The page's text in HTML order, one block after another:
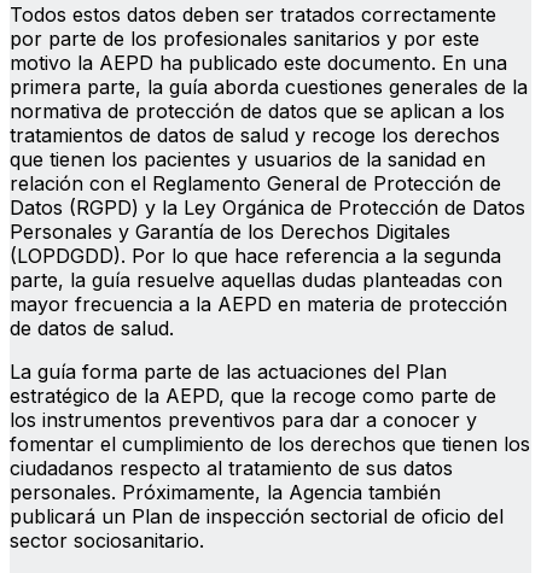
Todos estos datos deben ser tratados correctamente
por parte de los profesionales sanitarios y por este
motivo la AEPD ha publicado este documento. En una
primera parte, la guía aborda cuestiones generales de la
normativa de protección de datos que se aplican a los
tratamientos de datos de salud y recoge los derechos
que tienen los pacientes y usuarios de la sanidad en
relación con el Reglamento General de Protección de
Datos (RGPD) y la Ley Orgánica de Protección de Datos
Personales y Garantía de los Derechos Digitales
(LOPDGDD). Por lo que hace referencia a la segunda
parte, la guía resuelve aquellas dudas planteadas con
mayor frecuencia a la AEPD en materia de protección
de datos de salud.
La guía forma parte de las actuaciones del Plan
estratégico de la AEPD, que la recoge como parte de
los instrumentos preventivos para dar a conocer y
fomentar el cumplimiento de los derechos que tienen los
ciudadanos respecto al tratamiento de sus datos
personales. Próximamente, la Agencia también
publicará un Plan de inspección sectorial de oficio del
sector sociosanitario.